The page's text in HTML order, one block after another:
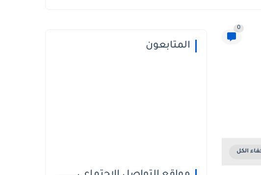
0
المتابعون